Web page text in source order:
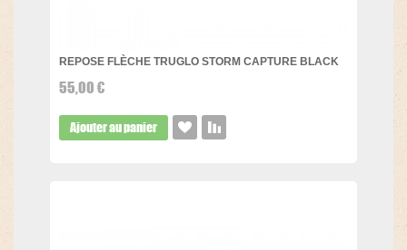
REPOSE FLÈCHE TRUGLO STORM CAPTURE BLACK
55,00 €
Ajouter au panier